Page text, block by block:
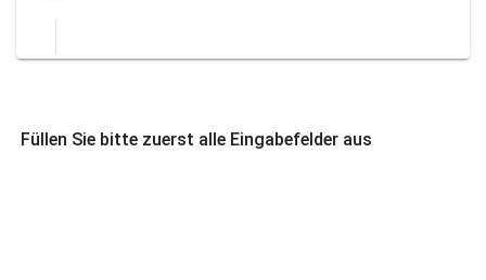
Füllen Sie bitte zuerst alle Eingabefelder aus